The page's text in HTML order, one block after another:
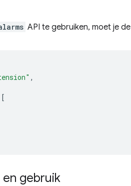
API te gebruiken, moet je de
,
[
gebruik